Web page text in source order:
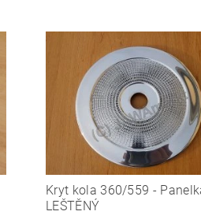
Kryt kola 360/559 -
LEŠTĚNÝ